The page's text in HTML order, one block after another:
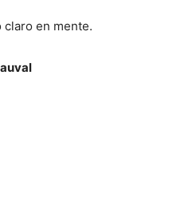
claro en mente.